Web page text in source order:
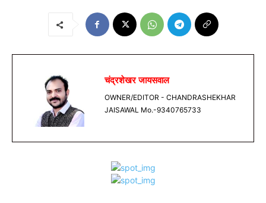
चंद्रशेखर जायसवाल
OWNER/EDITOR - CHANDRASHEKHAR
JAISAWAL Mo.-9340765733